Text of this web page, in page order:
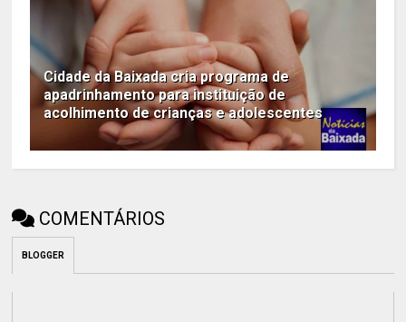
Cidade da Baixada cria programa de
apadrinhamento para instituição de
acolhimento de crianças e adolescentes
COMENTÁRIOS
BLOGGER